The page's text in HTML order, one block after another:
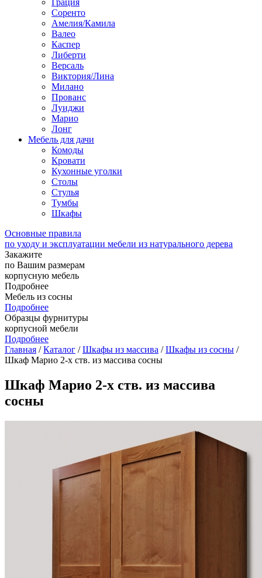
Грация
Соренто
Амелия/Камила
Валео
Каспер
Либерти
Версаль
Виктория/Лина
Милано
Прованс
Луиджи
Марио
Лонг
Мебель для дачи
Комоды
Кровати
Кухонные уголки
Столы
Стулья
Тумбы
Шкафы
Основные правила
по уходу и эксплуатации мебели из натурального дерева
Закажите
по Вашим размерам
корпусную мебель
Подробнее
Мебель из сосны
Подробнее
Образцы фурнитуры
корпусной мебели
Подробнее
Главная /Каталог /Шкафы из массива /Шкафы из сосны /
Шкаф Марио 2-х ств. из массива сосны
Шкаф Марио 2-х ств. из массива
сосны